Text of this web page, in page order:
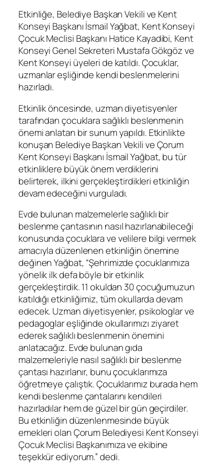
Etkinliğe, Belediye Başkan Vekili ve Kent
Konseyi Başkanı İsmail Yağbat, Kent Konseyi
Çocuk Meclisi Başkanı Hatice Kayadibi, Kent
Konseyi Genel Sekreteri Mustafa Gökgöz ve
Kent Konseyi üyeleri de katıldı. Çocuklar,
uzmanlar eşliğinde kendi beslenmelerini
hazırladı.
Etkinlik öncesinde, uzman diyetisyenler
tarafından çocuklara sağlıklı beslenmenin
önemi anlatan bir sunum yapıldı. Etkinlikte
konuşan Belediye Başkan Vekili ve Çorum
Kent Konseyi Başkanı İsmail Yağbat, bu tür
etkinliklere büyük önem verdiklerini
belirterek, ilkini gerçekleştirdikleri etkinliğin
devam edeceğini vurguladı.
Evde bulunan malzemelerle sağlıklı bir
beslenme çantasının nasıl hazırlanabileceği
konusunda çocuklara ve velilere bilgi vermek
amacıyla düzenlenen etkinliğin önemine
değinen Yağbat, “Şehrimizde çocuklarımıza
yönelik ilk defa böyle bir etkinlik
gerçekleştirdik. 11 okuldan 30 çocuğumuzun
katıldığı etkinliğimiz, tüm okullarda devam
edecek. Uzman diyetisyenler, psikologlar ve
pedagoglar eşliğinde okullarımızı ziyaret
ederek sağlıklı beslenmenin önemini
anlatacağız. Evde bulunan gıda
malzemeleriyle nasıl sağlıklı bir beslenme
çantası hazırlanır, bunu çocuklarımıza
öğretmeye çalıştık. Çocuklarımız burada hem
kendi beslenme çantalarını kendileri
hazırladılar hem de güzel bir gün geçirdiler.
Bu etkinliğin düzenlenmesinde büyük
emekleri olan Çorum Belediyesi Kent Konseyi
Çocuk Meclisi Başkanımıza ve ekibine
teşekkür ediyorum.” dedi.